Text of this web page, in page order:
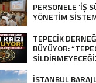
YAŞTA
PERSONELE ‘İŞ
YÖNETİM
TEPECİK
BÜYÜYOR:
İSTANBUL